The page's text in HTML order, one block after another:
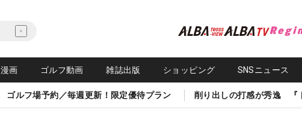
漫画 ゴルフ動画 雑誌出版 ショッピング SNSニュース
ゴルフ場予約／毎週更新！限定優待プラン 削り出しの打感が秀逸 『